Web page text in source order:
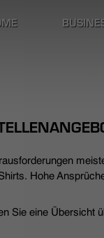
Hohe
Sie eine Übersicht